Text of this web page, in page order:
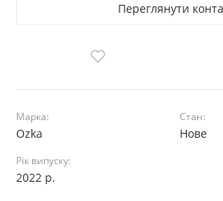
Переглянути
Марка:
Ozka
Стан:
Нове
Рік випуску:
2022 р.